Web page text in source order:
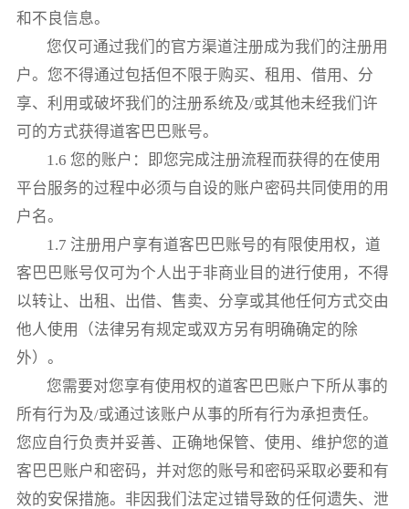
和不良信息。
您仅可通过我们的官方渠道注册成为我们的注册用
户。您不得通过包括但不限于购买、租用、借用、分
享、利用或破坏我们的注册系统及/或其他未经我们许
可的方式获得道客巴巴账号。
1.6 您的账户：即您完成注册流程而获得的在使用
平台服务的过程中必须与自设的账户密码共同使用的用
户名。
1.7 注册用户享有道客巴巴账号的有限使用权，道
客巴巴账号仅可为个人出于非商业目的进行使用，不得
以转让、出租、出借、售卖、分享或其他任何方式交由
他人使用（法律另有规定或双方另有明确确定的除
外）。
您需要对您享有使用权的道客巴巴账户下所从事的
所有行为及/或通过该账户从事的所有行为承担责任。
您应自行负责并妥善、正确地保管、使用、维护您的道
客巴巴账户和密码，并对您的账号和密码采取必要和有
效的安保措施。非因我们法定过错导致的任何遗失、泄